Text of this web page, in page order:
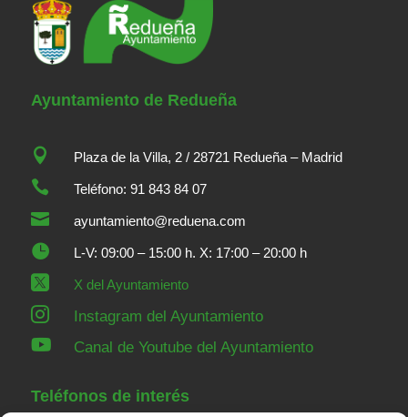
Ayuntamiento de Redueña
 Plaza de la Villa, 2 / 28721 Redueña – Madrid
 Teléfono: 91 843 84 07
 ayuntamiento@reduena.com
 L-V: 09:00 – 15:00 h. X: 17:00 – 20:00 h
 X del Ayuntamiento
 Instagram del Ayuntamiento
 Canal de Youtube del Ayuntamiento
Teléfonos de interés